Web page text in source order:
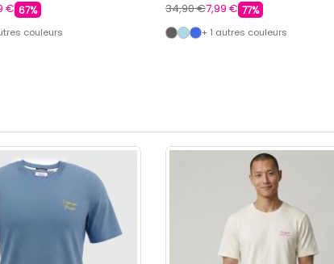
€ 67%
couleurs
34,90 €7,99 € 77%
+ 1 autres couleurs